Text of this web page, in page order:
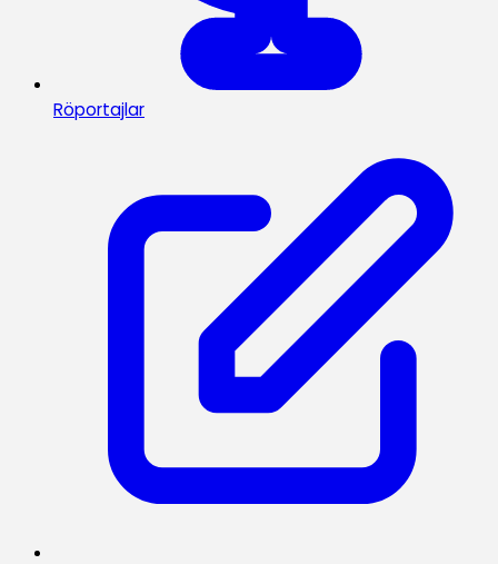
Röportajlar